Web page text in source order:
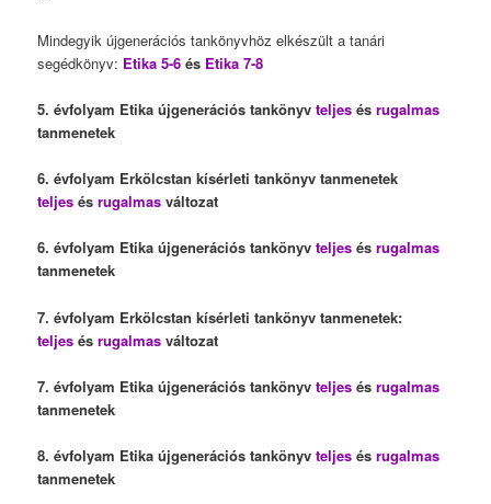
Mindegyik újgenerációs tankönyvhöz elkészült a tanári
segédkönyv: Etika 5-6 és Etika 7-8
5. évfolyam Etika újgenerációs tankönyvteljes ésrugalmas
tanmenetek
6. évfolyam Erkölcstan kísérleti tankönyv tanmenetek
teljes ésrugalmas változat
6. évfolyam Etika újgenerációs tankönyvteljes ésrugalmas
tanmenetek
7. évfolyam Erkölcstan kísérleti tankönyv tanmenetek:
teljes ésrugalmas változat
7. évfolyam Etika újgenerációs tankönyvteljes ésrugalmas
tanmenetek
8. évfolyam Etika újgenerációs tankönyvteljes ésrugalmas
tanmenetek